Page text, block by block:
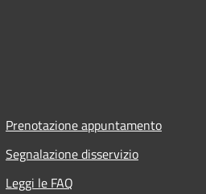
Prenotazione appuntamento
Segnalazione disservizio
Leggi le FAQ